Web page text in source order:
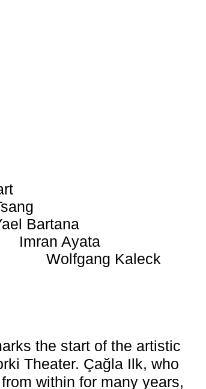
Bartana
Imran Ayata
Wolfgang Kaleck
the start of the artistic
Theater. Çağla Ilk, who
within for many years,